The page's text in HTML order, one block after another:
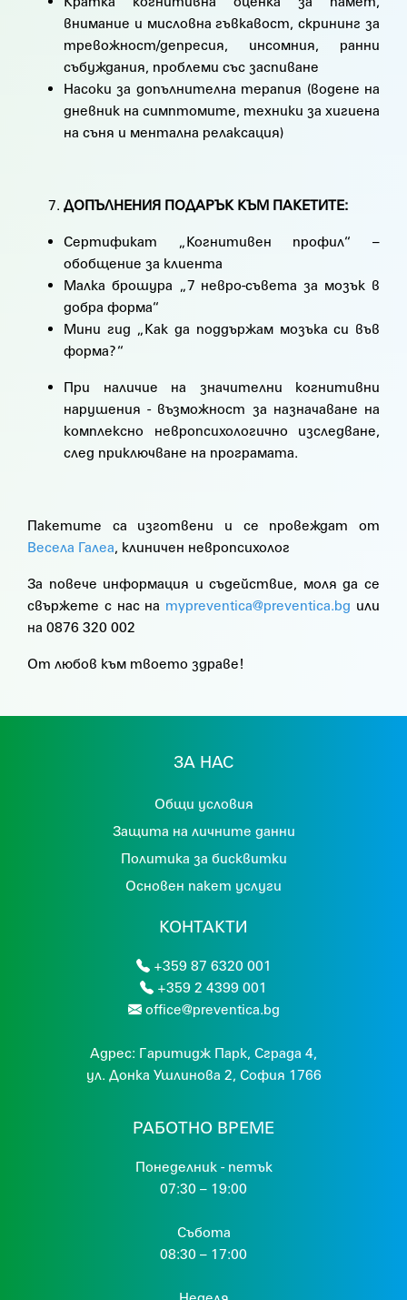
внимание и мисловна гъвкавост, скрининг за
тревожност/депресия, инсомния, ранни
събуждания, проблеми със заспиване
Насоки за допълнителна терапия (водене на
дневник на симптомите, техники за хигиена
на съня и ментална релаксация)
ДОПЪЛНЕНИЯ ПОДАРЪК КЪМ ПАКЕТИТЕ:
Сертификат „Когнитивен профил“ –
обобщение за клиента
Малка брошура „7 невро-съвета за мозък в
добра форма“
Мини гид „Как да поддържам мозъка си във
форма?“
При наличие на значителни когнитивни
нарушения - възможност за назначаване на
комплексно невропсихологично изследване,
след приключване на програмата.
Пакетите са изготвени и се провеждат от
Весела Галеа, клиничен невропсихолог
За повече информация и съдействие, моля да се
свържете с нас на mypreventica@preventica.bg или
на 0876 320 002
От любов към твоето здраве!
ЗА НАС
Общи условия
Защита на личните данни
Политика за бисквитки
Основен пакет услуги
КОНТАКТИ
+359 87 6320 001
+359 2 4399 001
office@preventica.bg
Адрес: Гaритидж Парк, Сграда 4,
ул. Донка Ушлинова 2, София 1766
РАБОТНО ВРЕМЕ
Понеделник - петък
07:30 – 19:00
Събота
08:30 – 17:00